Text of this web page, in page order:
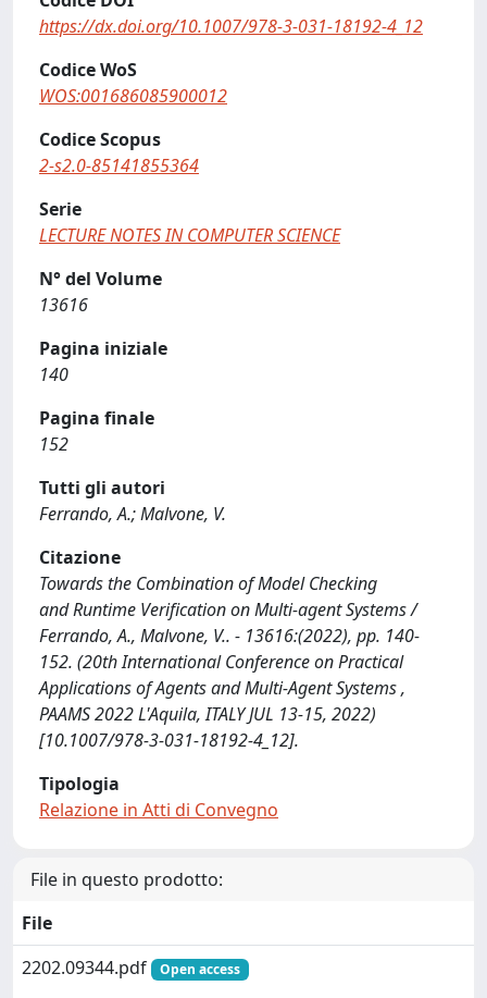
https://dx.doi.org/10.1007/978-3-031-18192-4_12
Codice WoS
WOS:001686085900012
Codice Scopus
2-s2.0-85141855364
Serie
LECTURE NOTES IN COMPUTER SCIENCE
N° del Volume
13616
Pagina iniziale
140
Pagina finale
152
Tutti gli autori
Ferrando, A.; Malvone, V.
Citazione
Towards the Combination of Model Checking
and Runtime Verification on Multi-agent Systems /
Ferrando, A., Malvone, V.. - 13616:(2022), pp. 140-
152. (20th International Conference on Practical
Applications of Agents and Multi-Agent Systems ,
PAAMS 2022 L'Aquila, ITALY JUL 13-15, 2022)
[10.1007/978-3-031-18192-4_12].
Tipologia
Relazione in Atti di Convegno
File in questo prodotto:
File
2202.09344.pdf
Open access